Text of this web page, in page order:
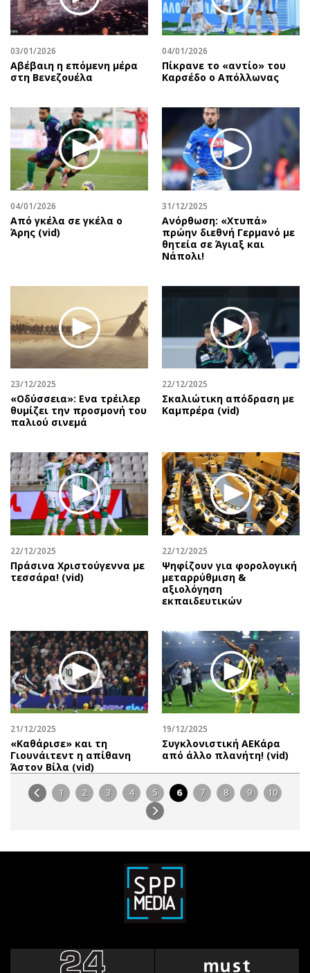
03/01/2026
Αβέβαιη η επόμενη μέρα
στη Βενεζουέλα
04/01/2026
Πίκρανε το «αντίο» του
Καρσέδο ο Απόλλωνας
04/01/2026
Από γκέλα σε γκέλα ο
Άρης (vid)
31/12/2025
Ανόρθωση: «Χτυπά»
πρώην διεθνή Γερμανό με
θητεία σε Άγιαξ και
Νάπολι!
23/12/2025
«Οδύσσεια»: Ενα τρέιλερ
θυμίζει την προσμονή του
παλιού σινεμά
22/12/2025
Σκαλιώτικη απόδραση με
Καμπρέρα (vid)
22/12/2025
Πράσινα Χριστούγεννα με
τεσσάρα! (vid)
22/12/2025
Ψηφίζουν για φορολογική
μεταρρύθμιση &
αξιολόγηση
εκπαιδευτικών
21/12/2025
«Καθάρισε» και τη
Γιουνάιτεντ η απίθανη
Άστον Βίλα (vid)
19/12/2025
Συγκλονιστική ΑΕΚάρα
από άλλο πλανήτη! (vid)
1 2 3 4 5 6 7 8 9 10